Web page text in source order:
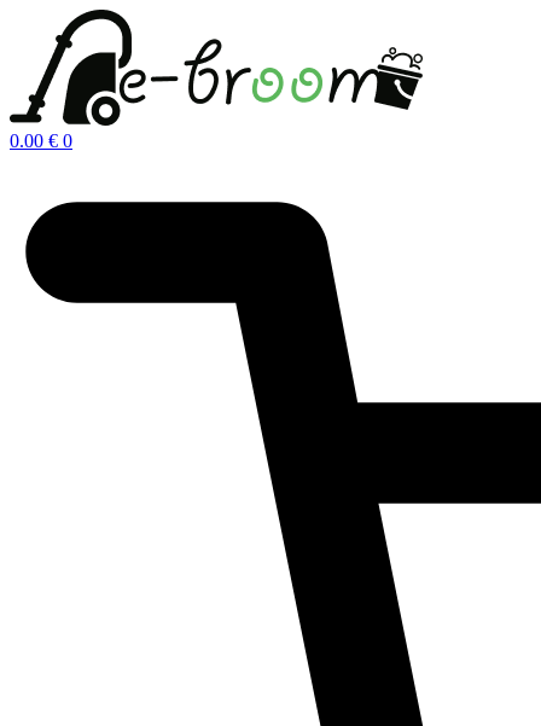
Μετάβαση
περιεχόμενο
0.00 € 0